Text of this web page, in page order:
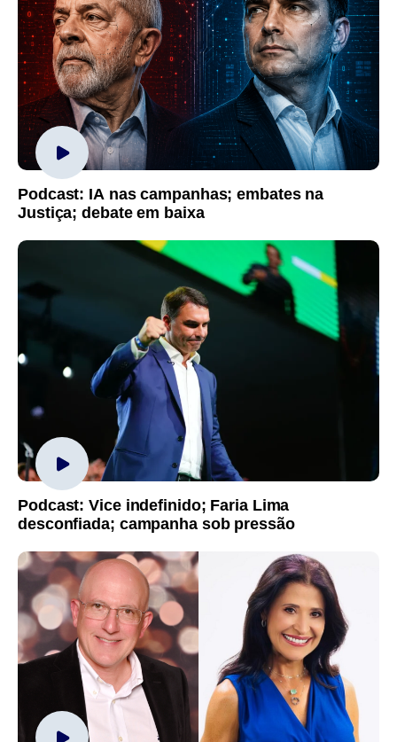
Podcast: IA nas campanhas; embates na
Justiça; debate em baixa
Podcast: Vice indefinido; Faria Lima
desconfiada; campanha sob pressão